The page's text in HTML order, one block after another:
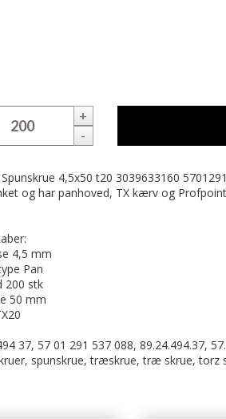
+
-
4,5x50 t20 3039633160
og har panhoved, TX kærv og
4,5 mm
Pan
200 stk
50 mm
37, 57 01 291 537 088, 89.24.494.37,
spunskrue, træskrue, træ skrue, torz